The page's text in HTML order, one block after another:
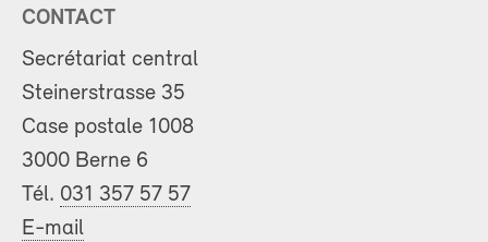
CONTACT
Secrétariat central
Steinerstrasse 35
Case postale 1008
3000 Berne 6
Tél. 031 357 57 57
E-mail